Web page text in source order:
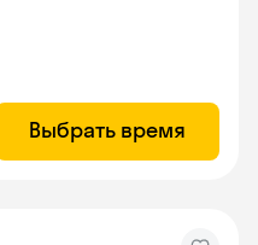
Выбрать время